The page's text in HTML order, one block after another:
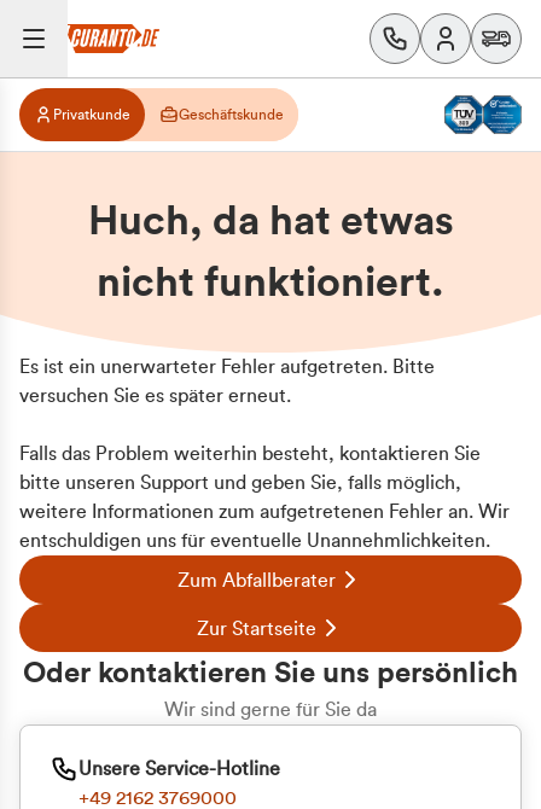
Privatkunde Geschäftskunde
Huch, da hat etwas
nicht funktioniert.
Es ist ein unerwarteter Fehler aufgetreten. Bitte
versuchen Sie es später erneut.
Falls das Problem weiterhin besteht, kontaktieren Sie
bitte unseren Support und geben Sie, falls möglich,
weitere Informationen zum aufgetretenen Fehler an. Wir
entschuldigen uns für eventuelle Unannehmlichkeiten.
Zum Abfallberater
Zur Startseite
Oder kontaktieren Sie uns persönlich
Wir sind gerne für Sie da
Unsere Service-Hotline
+49 2162 3769000